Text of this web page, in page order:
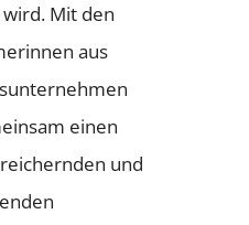
Mit den
aus
einen
und